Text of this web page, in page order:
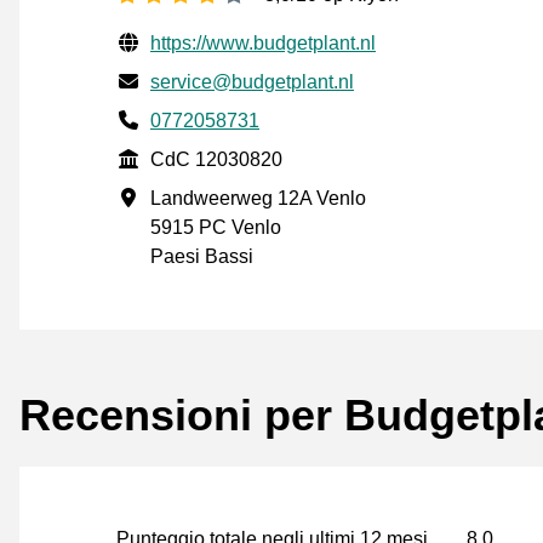
Informazioni di contatto verificate
Website URL
https://www.budgetplant.nl
Mail
service@budgetplant.nl
Phone number
0772058731
CdC
CdC 12030820
Indirizzo commerciale
Landweerweg 12A Venlo
5915 PC Venlo
Paesi Bassi
Recensioni per
Punteggio totale negli ultimi 12 mesi 8,0